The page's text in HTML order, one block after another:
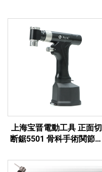
上海宝晋電動工具 正面切
断鋸5501 骨科手術関節外